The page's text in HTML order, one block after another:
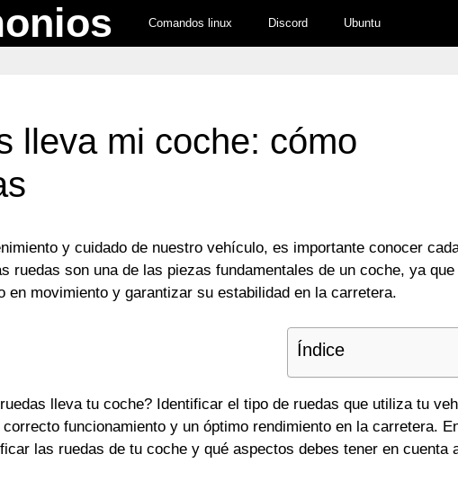
Comandos linux Discord Ubuntu
lleva mi coche: cómo
y cuidado de nuestro vehículo, es importante conocer
ruedas son una de las piezas fundamentales de un coche, ya
en movimiento y garantizar su estabilidad en la carretera.
Índice
lleva tu coche? Identificar el tipo de ruedas que utiliza tu
funcionamiento y un óptimo rendimiento en la carretera.
las ruedas de tu coche y qué aspectos debes tener en cuenta